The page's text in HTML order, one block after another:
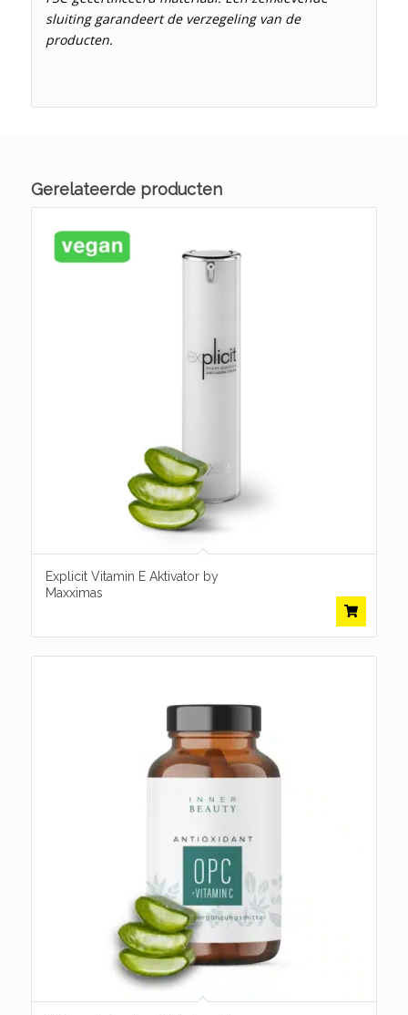
sluiting garandeert de verzegeling van de
producten.
Gerelateerde producten
Explicit Vitamin E Aktivator by
Maxximas